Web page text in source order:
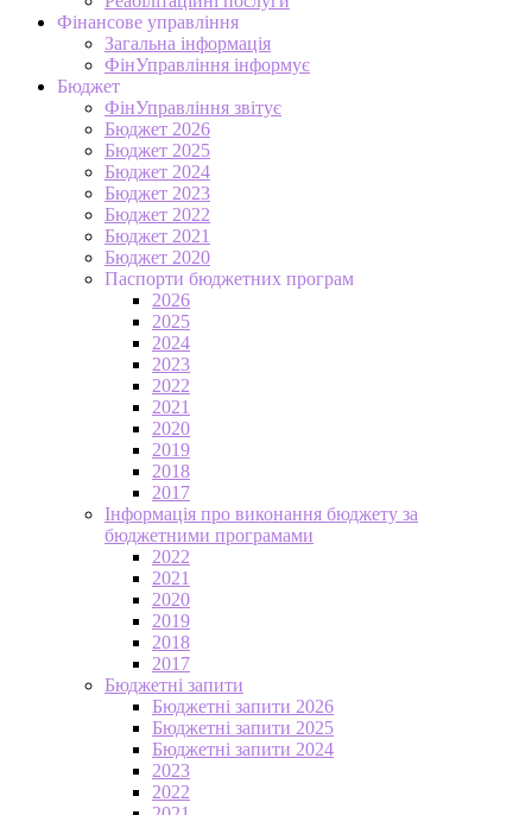
Фінансове управління
Загальна інформація
ФінУправління інформує
Бюджет
ФінУправління звітує
Бюджет 2026
Бюджет 2025
Бюджет 2024
Бюджет 2023
Бюджет 2022
Бюджет 2021
Бюджет 2020
Паспорти бюджетних програм
2026
2025
2024
2023
2022
2021
2020
2019
2018
2017
Інформація про виконання бюджету за
бюджетними програмами
2022
2021
2020
2019
2018
2017
Бюджетні запити
Бюджетні запити 2026
Бюджетні запити 2025
Бюджетні запити 2024
2023
2022